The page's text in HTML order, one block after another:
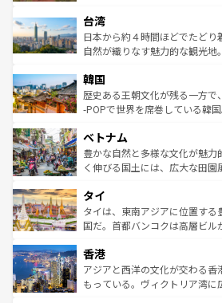
ならではの贅沢な旅のスタイルだ。 なお、新着のア
情報はコンテンツ一覧を参照し
れるおもてなしの心で訪れる人
人々、おいしいローカルフード
ク、伝統的なフラダンスなど、
ワイを、存分に味わってほしい。 なお、新着のハワイ情報
はコンテンツ一覧を参照してほ
リアリーフや大陸中央部にそび
ク）、タスマニアの美しい原生
ど、見どころがたくさん。また
いる。アクティビティも充実し
ビング、ハイキングなど、アウ
い。オーストラリアの多彩な魅
参照してほしい。
台湾
日本から約４時間ほどでたどり
自然が織りなす魅力的な観光地
ン）、静ひつな山岳地帯である
と山間の静けさが共存しており
驚きをもたらしてくれる。また
容にもいいと評判のスイーツな
が味わえる。 なお、新着の
照してほしい。
韓国
歴史ある王朝文化が残る一方
-POPで世界を席巻している韓
き、地方に足を延ばせば四季折
できる。そして、キムチや焼肉
まで、さまざまな韓国料理が待
リティに包まれながら、韓国の
わってみてほしい。
覧を参照してほしい。
ベトナム
豊かな自然と多様な文化が魅
く伸びる国土には、広大な田園
急速な発展と共に伝統が息づく
ーチミン市のフランス統治時代
醸し出している。また、バラエ
とつ。フォーやバインミー、ベ
ひ現地で味わいたい。どの地域
が旅行者を迎えてくれるので、
タイ
タイは、東南アジアに位置する
国だ。首都バンコクは高層ビル
の活気が交差している。北部で
帯で自然と触れ合い、南部では
いビーチでリゾート気分を楽し
香港
アジアと西洋の文化が交わる香
もっている。ヴィクトリア湾に